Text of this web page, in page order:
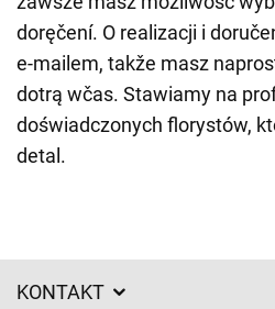
doręčení. O realizacji i
e-mailem, takže masz
dotrą wčas. Stawiamy na
doświadczonych florystów,
detal.
KONTAKT